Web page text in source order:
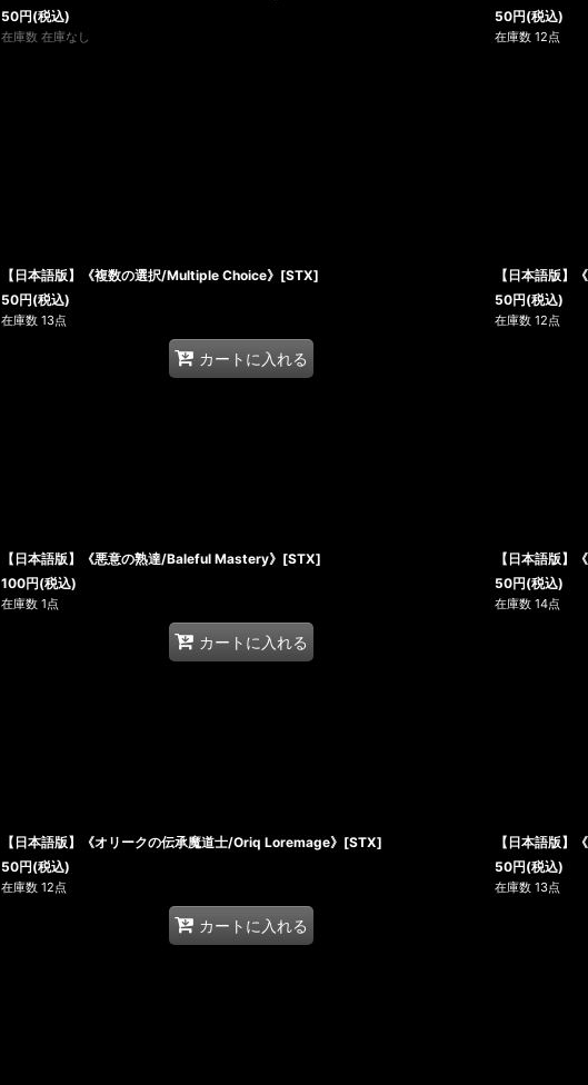
50円(税込)
在庫数 在庫なし
50円(税込)
在庫数 12点
【日本語版】《複数の選択/Multiple Choice》[STX]
50円(税込)
在庫数 13点
カートに入れる
【日本語版
50円(税込)
在庫数 12点
【日本語版】《悪意の熟達/Baleful Mastery》[STX]
100円(税込)
在庫数 1点
カートに入れる
【日本語版
50円(税込)
在庫数 14点
【日本語版】《オリークの伝承魔道士/Oriq Loremage》[STX]
50円(税込)
在庫数 12点
カートに入れる
【日本語版】
50円(税込)
在庫数 13点